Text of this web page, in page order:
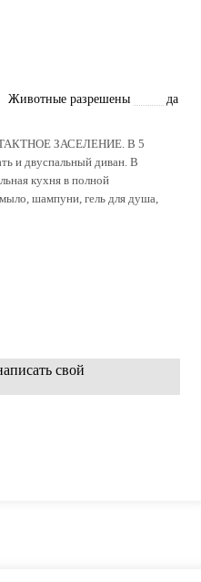
Животные разрешены да
ЗАСЕЛЕНИЕ. В 5
и двуспальный диван. В
кухня в полной
шампуни, гель для душа,
свой